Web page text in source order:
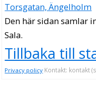
Torsgatan, Ängelholm
Den här sidan samlar
Sala.
Tillbaka till
Privacy policy Kontakt: kontakt